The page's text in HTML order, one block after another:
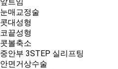
눈매교정술
콧대성형
코끝성형
콧볼축소
중안부 3STEP 실리프팅
안면거상수술